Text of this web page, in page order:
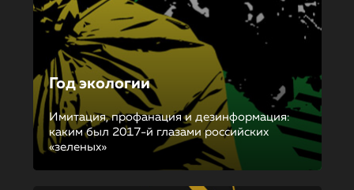
Год экологии
Имитация, профанация и дезинформация:
каким был 2017-й глазами российских
«зеленых»